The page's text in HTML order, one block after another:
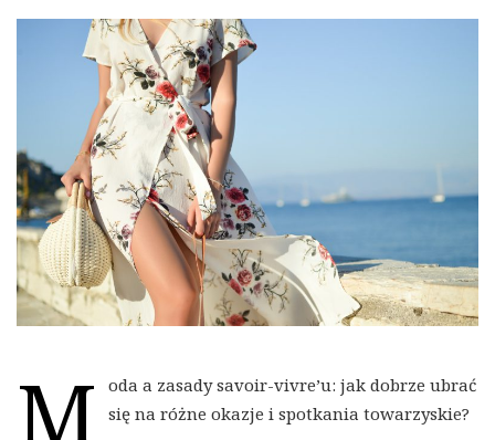
M
oda a zasady savoir-vivre’u: jak dobrze ubrać
się na różne okazje i spotkania towarzyskie?